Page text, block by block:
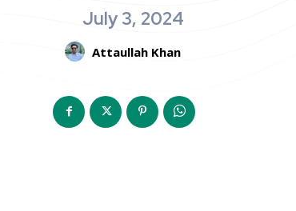
July 3, 2024
Attaullah Khan